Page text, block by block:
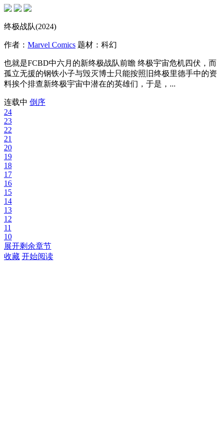
终极战队(2024)
作者： Marvel Comics 题材： 科幻
也就是FCBD中六月的新终极战队前瞻 终极宇宙危机四伏，而
孤立无援的钢铁小子与毁灭博士只能按照旧终极里德手中的资
料挨个排查新终极宇宙中潜在的英雄们，于是，...
连载中 倒序
24
23
22
21
20
19
18
17
16
15
14
13
12
11
10
展开剩余章节
收藏 开始阅读